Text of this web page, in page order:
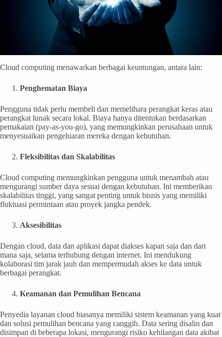
Cloud computing menawarkan berbagai keuntungan, antara lain:
Penghematan Biaya
Pengguna tidak perlu membeli dan memelihara perangkat keras atau
perangkat lunak secara lokal. Biaya hanya ditentukan berdasarkan
pemakaian (pay-as-you-go), yang memungkinkan perusahaan untuk
menyesuaikan pengeluaran mereka dengan kebutuhan.
Fleksibilitas dan Skalabilitas
Cloud computing memungkinkan pengguna untuk menambah atau
mengurangi sumber daya sesuai dengan kebutuhan. Ini memberikan
skalabilitas tinggi, yang sangat penting untuk bisnis yang memiliki
fluktuasi permintaan atau proyek jangka pendek.
Aksesibilitas
Dengan cloud, data dan aplikasi dapat diakses kapan saja dan dari
mana saja, selama terhubung dengan internet. Ini mendukung
kolaborasi tim jarak jauh dan mempermudah akses ke data untuk
berbagai perangkat.
Keamanan dan Pemulihan Bencana
Penyedia layanan cloud biasanya memiliki sistem keamanan yang kuat
dan solusi pemulihan bencana yang canggih. Data sering disalin dan
disimpan di beberapa lokasi, mengurangi risiko kehilangan data akibat